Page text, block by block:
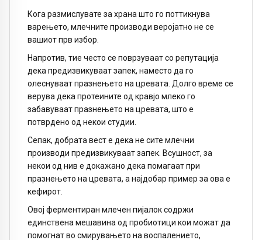
Кога размислувате за храна што го поттикнува
варењето, млечните производи веројатно не се
вашиот прв избор.
Напротив, тие често се поврзуваат со репутација
дека предизвикуваат запек, наместо да го
олеснуваат празнењето на цревата. Долго време се
верува дека протеините од кравјо млеко го
забавуваат празнењето на цревата, што е
потврдено од некои студии.
Сепак, добрата вест е дека не сите млечни
производи предизвикуваат запек. Всушност, за
некои од нив е докажано дека помагаат при
празнењето на цревата, а најдобар пример за ова е
кефирот.
Овој ферментиран млечен пијалок содржи
единствена мешавина од пробиотици кои можат да
помогнат во смирувањето на воспалението,